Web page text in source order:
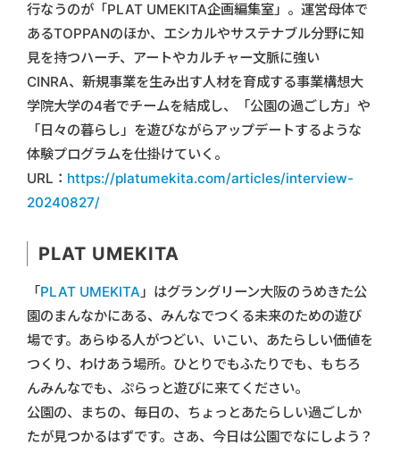
行なうのが「PLAT UMEKITA企画編集室」。運営母体で
あるTOPPANのほか、エシカルやサステナブル分野に知
見を持つハーチ、アートやカルチャー文脈に強い
CINRA、新規事業を生み出す人材を育成する事業構想大
学院大学の4者でチームを結成し、「公園の過ごし方」や
「日々の暮らし」を遊びながらアップデートするような
体験プログラムを仕掛けていく。
URL： https://platumekita.com/articles/interview-
20240827/
PLAT UMEKITA
「PLAT UMEKITA」はグラングリーン大阪のうめきた公
園のまんなかにある、みんなでつくる未来のための遊び
場です。あらゆる人がつどい、いこい、あたらしい価値を
つくり、わけあう場所。ひとりでもふたりでも、もちろ
んみんなでも、ぷらっと遊びに来てください。
公園の、まちの、毎日の、ちょっとあたらしい過ごしか
たが見つかるはずです。さあ、今日は公園でなにしよう？